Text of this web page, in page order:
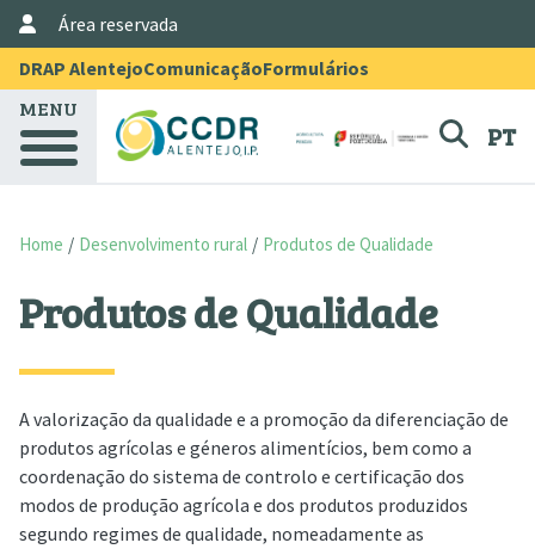
Skip to main content
Menu Topo
DRAP AlentejoComunicaçãoFormulários
User Account Menu
Área reservada
MENU
PT
Home Desenvolvimento rural Produtos de Qualidade
Produtos de Qualidade
A valorização da qualidade e a promoção da diferenciação de
produtos agrícolas e géneros alimentícios, bem como a
coordenação do sistema de controlo e certificação dos
modos de produção agrícola e dos produtos produzidos
segundo regimes de qualidade, nomeadamente as